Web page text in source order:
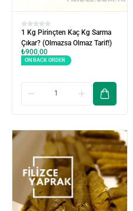
1 Kg Pirinçten Kaç Kg Sarma
Çıkar? (Olmazsa Olmaz Tarif!)
₺900,00
ON BACK ORDER